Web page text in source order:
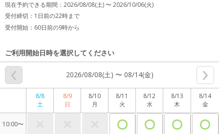
現在予約できる期間： 2026/08/08(土) 〜2026/10/06(火)
受付締切： 1日前の22時まで
受付開始： 60日前の9時から
ご利用開始日時を選択してください
2026/08/08(土) 〜 08/14(金)
8/8
土
8/9
日
8/10
月
8/11
火
8/12
水
8/13
木
8/14
金
10:00〜